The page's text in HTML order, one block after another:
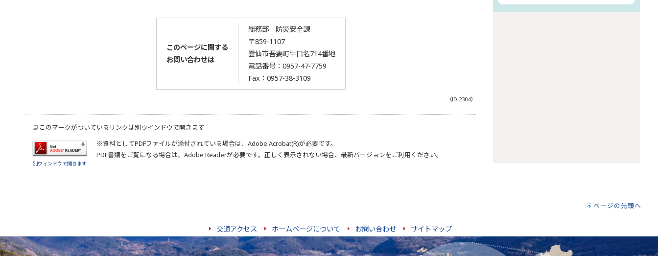
このページに関する
お問い合わせは
総務部 防災安全課
〒859-1107
雲仙市吾妻町牛口名714番地
電話番号： 0957-47-7759
Fax：0957-38-3109
（ID:2304）
このマークがついているリンクは別ウインドウで開きます
別ウィンドウで開きます
※資料としてPDFファイルが添付されている場合は、 Adobe Acrobat(R)が必要です。
PDF書類をご覧になる場合は、 Adobe Readerが必要です。正しく表示されない場合、最新バージョンをご利用ください。
ページの先頭へ
交通アクセス ホームページについて お問い合わせ サイトマップ